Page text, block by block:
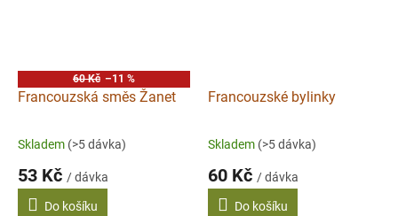
60 Kč –11 %
Francouzská směs Žanet
Skladem (>5 dávka)
53 Kč / dávka
Do košíku
Francouzské bylinky
Skladem (>5 dávka)
60 Kč / dávka
Do košíku